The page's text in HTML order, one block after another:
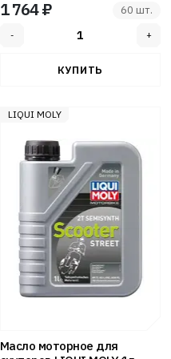
1 764 ₽ 60 шт.
LIQUI MOLY
Масло моторное для